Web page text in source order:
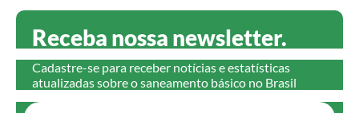
Receba nossa newsletter.
Cadastre-se para receber notícias e estatísticas
atualizadas sobre o saneamento básico no Brasil